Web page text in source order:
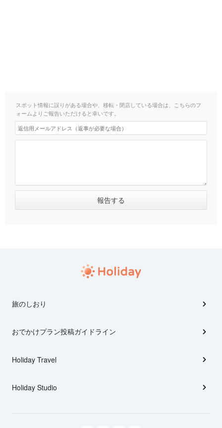
スポット情報に誤りがある場合や、移転・閉店している場合は、こちらのフ
ォームよりご報告いただけると幸いです。
旅のしおり
おでかけプラン投稿ガイドライン
Holiday Travel
Holiday Studio